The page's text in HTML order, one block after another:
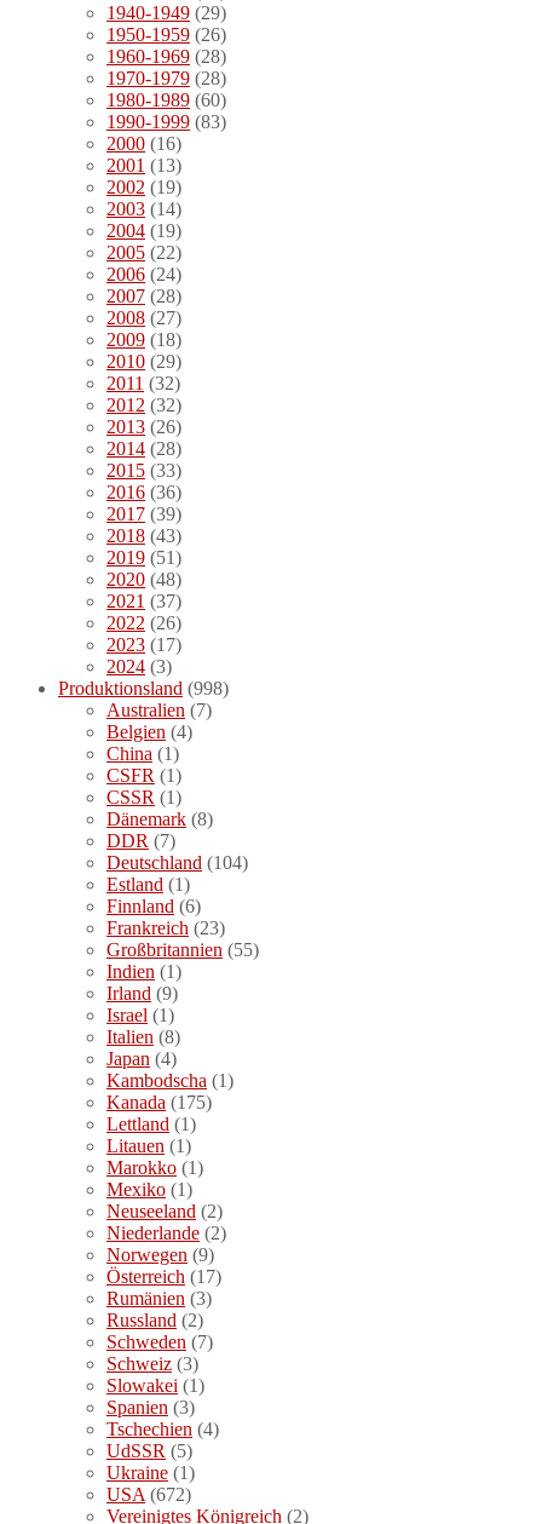
1940-1949 (29)
1950-1959 (26)
1960-1969 (28)
1970-1979 (28)
1980-1989 (60)
1990-1999 (83)
2000 (16)
2001 (13)
2002 (19)
2003 (14)
2004 (19)
2005 (22)
2006 (24)
2007 (28)
2008 (27)
2009 (18)
2010 (29)
2011 (32)
2012 (32)
2013 (26)
2014 (28)
2015 (33)
2016 (36)
2017 (39)
2018 (43)
2019 (51)
2020 (48)
2021 (37)
2022 (26)
2023 (17)
2024 (3)
Produktionsland (998)
Australien (7)
Belgien (4)
China (1)
CSFR (1)
CSSR (1)
Dänemark (8)
DDR (7)
Deutschland (104)
Estland (1)
Finnland (6)
Frankreich (23)
Großbritannien (55)
Indien (1)
Irland (9)
Israel (1)
Italien (8)
Japan (4)
Kambodscha (1)
Kanada (175)
Lettland (1)
Litauen (1)
Marokko (1)
Mexiko (1)
Neuseeland (2)
Niederlande (2)
Norwegen (9)
Österreich (17)
Rumänien (3)
Russland (2)
Schweden (7)
Schweiz (3)
Slowakei (1)
Spanien (3)
Tschechien (4)
UdSSR (5)
Ukraine (1)
USA (672)
Vereinigtes Königreich (2)